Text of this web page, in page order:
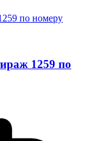
1259 по